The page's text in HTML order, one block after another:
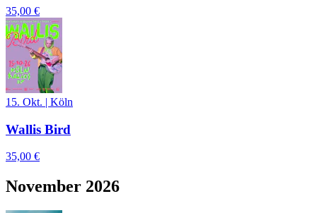
35,00 €
15. Okt. | Köln
Wallis Bird
35,00 €
November 2026